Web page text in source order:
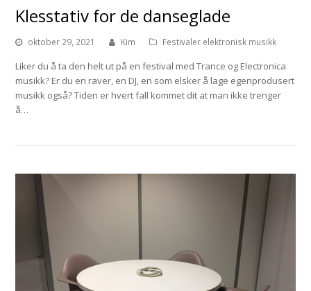
Klesstativ for de danseglade
oktober 29, 2021 Kim Festivaler elektronisk musikk
Liker du å ta den helt ut på en festival med Trance og Electronica
musikk? Er du en raver, en DJ, en som elsker å lage egenprodusert
musikk også? Tiden er hvert fall kommet dit at man ikke trenger
å…